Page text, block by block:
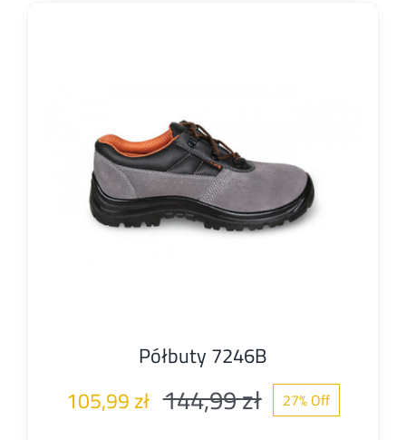
Półbuty 7246B
144,99zł Pierwotna
105,99zł
Aktualna
27% Off